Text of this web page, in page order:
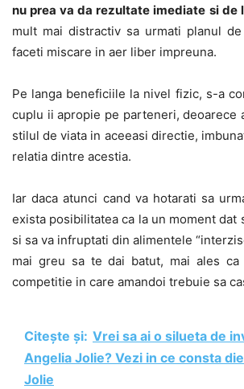
nu prea va da rezultate imediate si de
mult mai distractiv sa urmati planul
faceti miscare in aer liber impreuna.
Pe langa beneficiile la nivel fizic, s-a
cuplu ii apropie pe parteneri, deoarece
stilul de viata in aceeasi directie,
relatia dintre acestia.
Iar daca atunci cand va hotarati sa
exista posibilitatea ca la un moment dat
si sa va infruptati din alimentele
mai greu sa te dai batut, mai ales
competitie in care amandoi trebuie sa
Citește și: Vrei sa ai o silueta de
Angelia Jolie? Vezi in ce consta
Jolie